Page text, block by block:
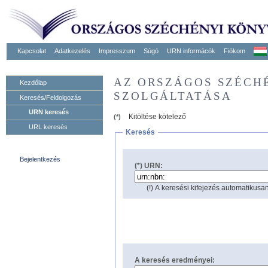
Kapcsolat Adatkezelés Impresszum Súgó URN informácók Fiókom
Kezdőlap
Keresés/Feldolgozás
URN keresés
URL keresés
Bejelentkezés
AZ ORSZÁGOS
SZOLGÁLTATÁSA
(*)
Kitöltése kötelező
Keresés
(*) URN:
(!) A keresési kifejezés
A keresés eredményei: